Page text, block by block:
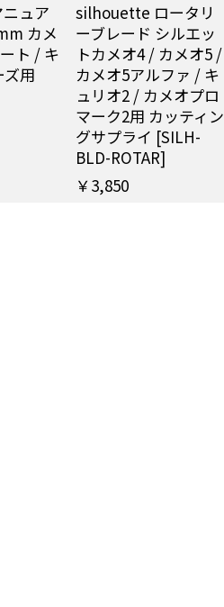
ュア
カメ
ト / キ
ズ用
silhouette ロータリ
ーブレード シルエッ
トカメオ4 / カメオ5 /
カメオ5アルファ / キ
ュリオ2 / カメオプロ
マーク2用 カッティン
グサプライ [SILH-
BLD-ROTAR]
￥3,850